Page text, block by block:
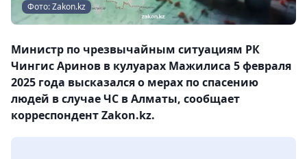
Фото: Zakon.kz
Министр по чрезвычайным ситуациям РК
Чингис Аринов в кулуарах Мажилиса 5 февраля
2025 года высказался о мерах по спасению
людей в случае ЧС в Алматы, сообщает
корреспондент Zakon.kz.